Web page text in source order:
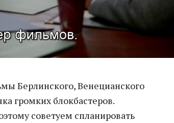
Берлинского, Венецианского
громких блокбастеров.
советуем спланировать